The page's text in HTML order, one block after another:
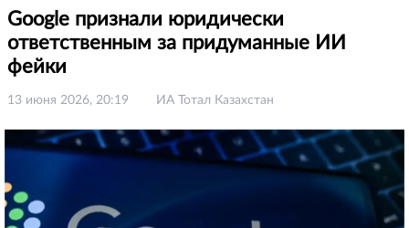
Google признали юридически
ответственным за придуманные ИИ
фейки
13 июня 2026, 20:19 ИА Тотал Казахстан